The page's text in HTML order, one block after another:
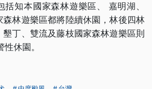
括知本國家森林遊樂區、 嘉明湖、
森林遊樂區都將陸續休園，林後四林
丁、雙流及藤枝國家森林遊樂區則
休園。